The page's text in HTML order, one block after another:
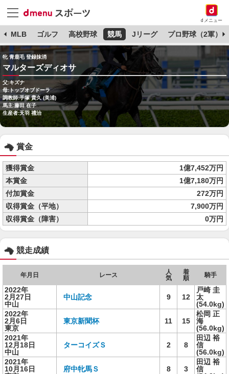
dメニュー
MLB ゴルフ 高校野球 競馬 Jリーグ プロ野球（2軍）
牝 青鹿毛 登録抹消
マルターズディオサ
父:キズナ
母:トップオブドーラ
調教師:手塚 貴久 (美浦)
馬主:藤田 在子
生産者:天羽 禮治
賞金
獲得賞金
1億7,452万円
本賞金
1億7,180万円
付加賞金
272万円
収得賞金（平地）
7,900万円
収得賞金（障害）
0万円
競走成績
年月日 レース
人
気
着
順
騎手
2022年
2月27日
中山
中山記念 9 12
戸崎 圭
太
(54.0kg)
2022年
2月6日
東京
東京新聞杯 11 15
松岡 正
海
(56.0kg)
2021年
12月18日
中山
ターコイズＳ 2 8
田辺 裕
信
(56.0kg)
2021年
10月16日
府中牝馬Ｓ 8 3
田辺 裕
信